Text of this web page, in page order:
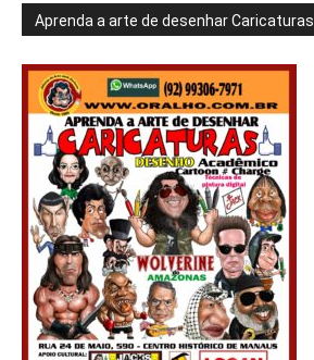
Aprenda a arte de desenhar Caricaturas